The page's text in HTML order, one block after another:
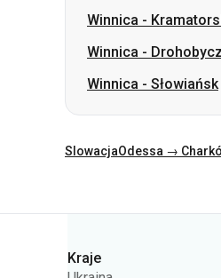
SlowacjaOdessa →
Kategorie
Niemcy
Czechy